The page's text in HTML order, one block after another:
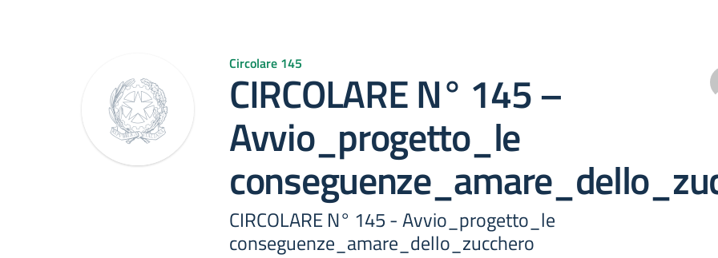
Circolare 145
CIRCOLARE N° 145 –
Avvio_progetto_le
CIRCOLARE N° 145 - Avvio_progetto_le
conseguenze_amare_dello_zucchero